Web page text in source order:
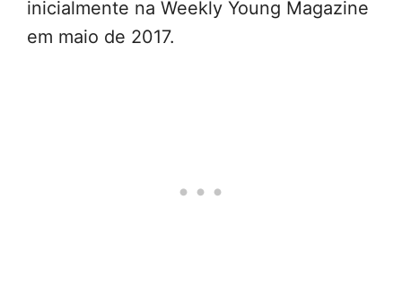
inicialmente na Weekly Young Magazine
em maio de 2017.